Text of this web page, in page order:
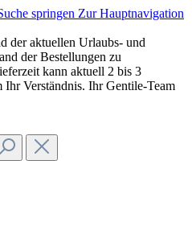
springen Zur Hauptnavigation
der aktuellen Urlaubs- und
der Bestellungen zu
kann aktuell 2 bis 3
Verständnis. Ihr Gentile-Team